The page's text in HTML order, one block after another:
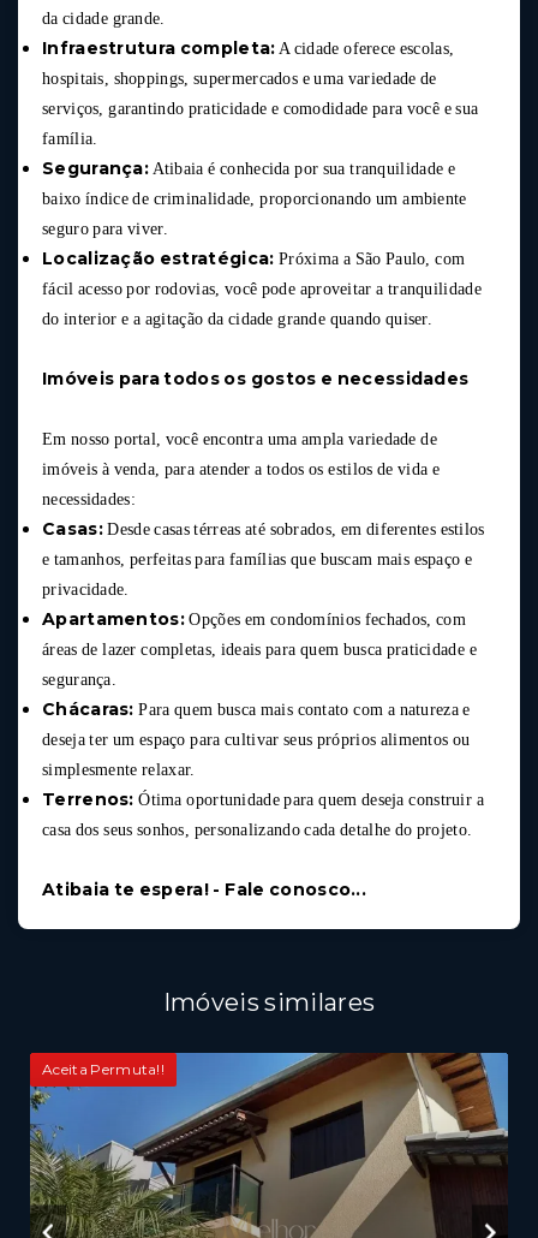
da cidade grande.
Infraestrutura completa: A cidade oferece escolas,
hospitais, shoppings, supermercados e uma variedade de
serviços, garantindo praticidade e comodidade para você e sua
família.
Segurança: Atibaia é conhecida por sua tranquilidade e
baixo índice de criminalidade, proporcionando um ambiente
seguro para viver.
Localização estratégica: Próxima a São Paulo, com
fácil acesso por rodovias, você pode aproveitar a tranquilidade
do interior e a agitação da cidade grande quando quiser.
Imóveis para todos os gostos e necessidades
Em nosso portal, você encontra uma ampla variedade de
imóveis à venda, para atender a todos os estilos de vida e
necessidades:
Casas:Desde casas térreas até sobrados, em diferentes estilos
e tamanhos, perfeitas para famílias que buscam mais espaço e
privacidade.
Apartamentos:Opções em condomínios fechados, com
áreas de lazer completas, ideais para quem busca praticidade e
segurança.
Chácaras: Para quem busca mais contato com a natureza e
deseja ter um espaço para cultivar seus próprios alimentos ou
simplesmente relaxar.
Terrenos: Ótima oportunidade para quem deseja construir a
casa dos seus sonhos, personalizando cada detalhe do projeto.
Atibaia te espera! - Fale conosco...
Imóveis similares
Aceita Permuta!!